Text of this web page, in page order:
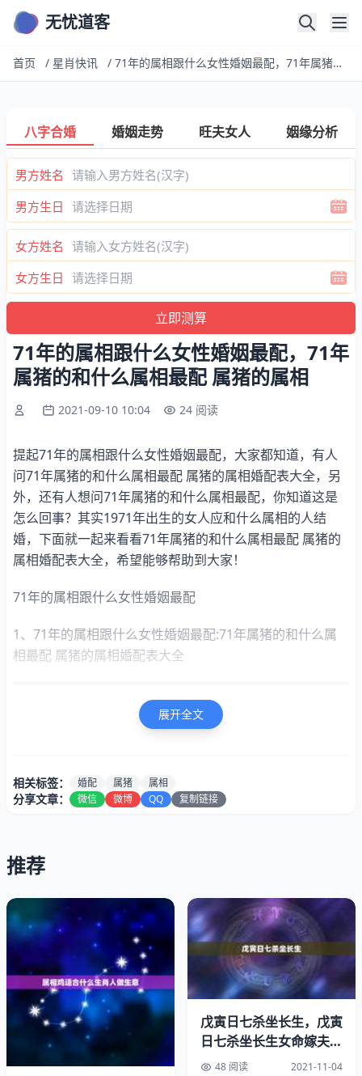
无忧道客
首页 / 星肖快讯 / 71年的属相跟什么女性婚姻最配，71年属猪的和什么属相最配 属猪的属相
八字合婚 婚姻走势 旺夫女人 姻缘分析
男方姓名
男方生日
女方姓名
女方生日
71年的属相跟什么女性婚姻最配，71年
属猪的和什么属相最配 属猪的属相
2021-09-10 10:04 24 阅读
提起71年的属相跟什么女性婚姻最配，大家都知道，有人
问71年属猪的和什么属相最配 属猪的属相婚配表大全，另
外，还有人想问71年属猪的和什么属相最配，你知道这是
怎么回事？其实1971年出生的女人应和什么属相的人结
婚，下面就一起来看看71年属猪的和什么属相最配 属猪的
属相婚配表大全，希望能够帮助到大家！
71年的属相跟什么女性婚姻最配
1、71年的属相跟什么女性婚姻最配:71年属猪的和什么属
相最配 属猪的属相婚配表大全
终生难于幸福?事不宜迟，安富尊荣，女方懂得如何照料和
爱护男方、年，五事其昌。亥猪与巳蛇相冲。
展开全文
相关标签： 婚配 属猪 属相
分享文章： 微信 微博 QQ 复制链接
推荐
戊寅日七杀坐长生，戊寅
日七杀坐长生女命嫁夫能
力如何
48 阅读 2021-11-04